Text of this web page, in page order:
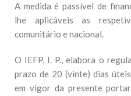
A medida é passível de
lhe aplicáveis as
comunitário e nacional.
O IEFP, I. P., elabora o
prazo de 20 (vinte) dias
em vigor da presente